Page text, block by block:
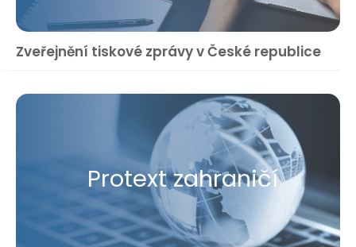
Zveřejnění tiskové zprávy v České republice
Protext zahraničí